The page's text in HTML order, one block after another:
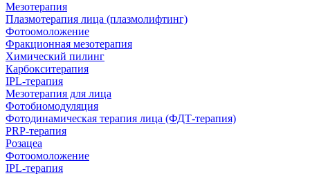
Мезотерапия
Плазмотерапия лица (плазмолифтинг)
Фотоомоложение
Фракционная мезотерапия
Химический пилинг
Карбокситерапия
IPL‑терапия
Мезотерапия для лица
Фотобиомодуляция
Фотодинамическая терапия лица (ФДТ-терапия)
PRP-терапия
Розацеа
Фотоомоложение
IPL‑терапия